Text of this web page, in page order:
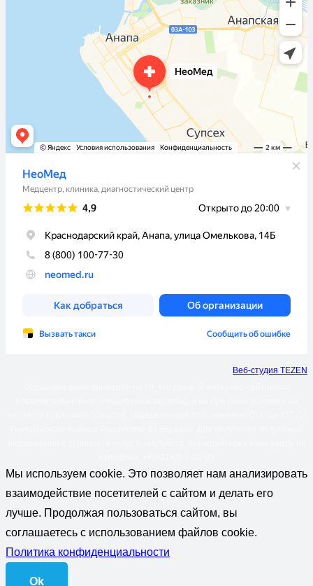
Веб-студия TEZEN
Мы используем cookie. Это позволяет нам анализировать
взаимодействие посетителей с сайтом и делать его
лучше. Продолжая пользоваться сайтом, вы
соглашаетесь с использованием файлов cookie.
Политика конфиденциальности
Ok